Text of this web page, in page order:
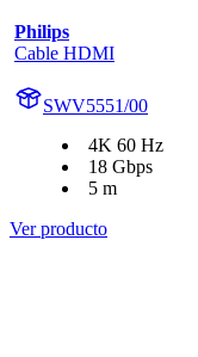
Philips
Cable HDMI
SWV5551/00
4K 60 Hz
18 Gbps
5 m
Ver producto